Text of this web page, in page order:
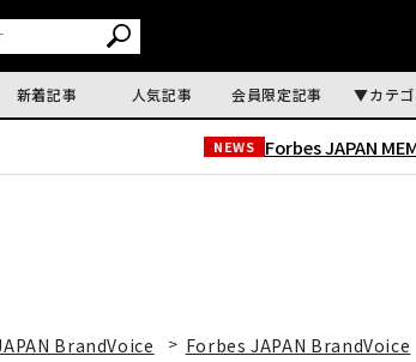
新着記事 人気記事 会員限定記事 カテゴ
NEWS Forbes JAPAN
BrandVoice
Forbes JAPAN BrandVoice